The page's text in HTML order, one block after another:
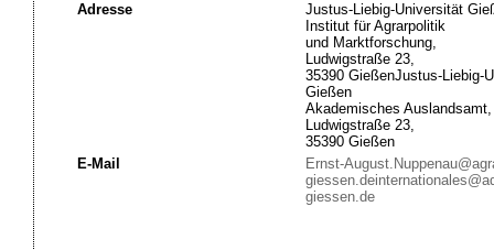
Adresse
Justus-Liebig-Universität
Institut für Agrarpolitik
und Marktforschung,
Ludwigstraße 23,
35390 GießenJustus-Liebig-
Gießen
Akademisches Auslandsamt,
Ludwigstraße 23,
35390 Gießen
E-Mail
Ernst-
giessen.de
giessen.de